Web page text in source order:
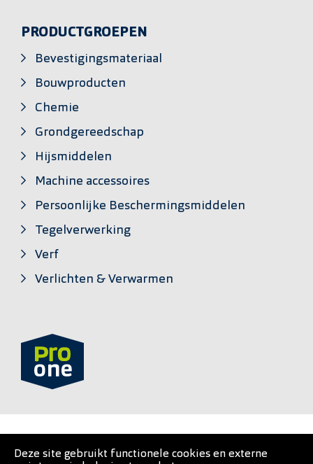
Deze site gebruikt functionele cookies en externe
PRODUCTGROEPEN
Bevestigingsmateriaal
Bouwproducten
Chemie
Grondgereedschap
Hijsmiddelen
Machine accessoires
Persoonlijke Beschermingsmiddelen
Tegelverwerking
Verf
Verlichten & Verwarmen